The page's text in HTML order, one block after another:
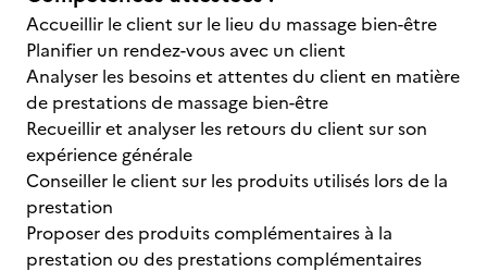
Accueillir le client sur le lieu du massage bien-être
Planifier un rendez-vous avec un client
Analyser les besoins et attentes du client en matière
de prestations de massage bien-être
Recueillir et analyser les retours du client sur son
expérience générale
Conseiller le client sur les produits utilisés lors de la
prestation
Proposer des produits complémentaires à la
prestation ou des prestations complémentaires